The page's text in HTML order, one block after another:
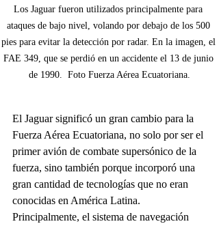
Los Jaguar fueron utilizados principalmente para
ataques de bajo nivel, volando por debajo de los 500
pies para evitar la detección por radar. En la imagen, el
FAE 349, que se perdió en un accidente el 13 de junio
de 1990.  Foto Fuerza Aérea Ecuatoriana.
El Jaguar significó un gran cambio para la
Fuerza Aérea Ecuatoriana, no solo por ser el
primer avión de combate supersónico de la
fuerza, sino también porque incorporó una
gran cantidad de tecnologías que no eran
conocidas en América Latina.
Principalmente, el sistema de navegación